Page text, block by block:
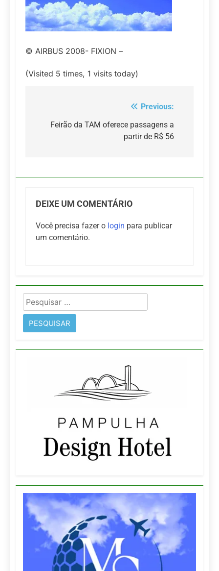
© AIRBUS 2008- FIXION –
(Visited 5 times, 1 visits today)
Previous:
Feirão da TAM oferece passagens a
partir de R$ 56
DEIXE UM COMENTÁRIO
Você precisa fazer o login para publicar
um comentário.
Pesquisar
por: